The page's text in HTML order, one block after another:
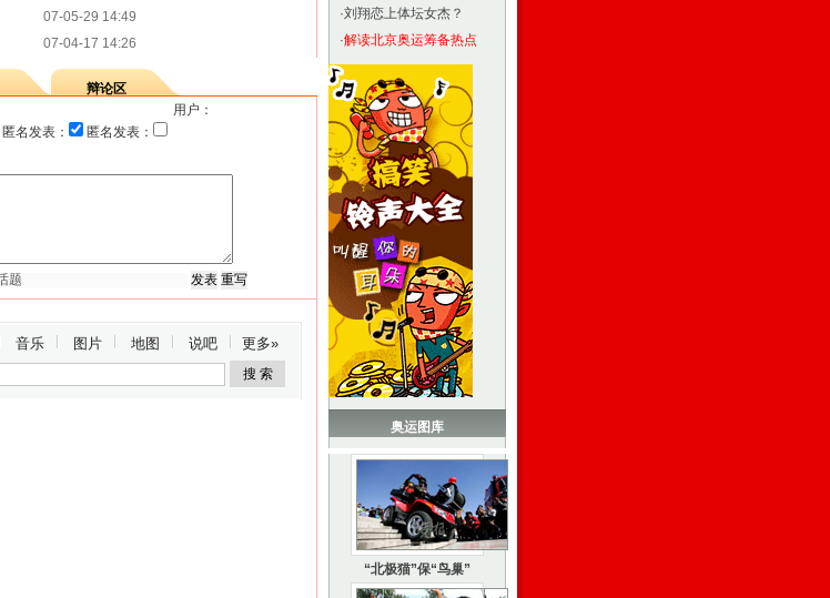
07-05-29 14:49
07-04-17 14:26
辩论区
用户：
匿名发表：
匿名发表：
音乐 图片 地图 说吧 更多»
·刘翔恋上体坛女杰？
·解读北京奥运筹备热点
奥运图库
“北极猫”保“鸟巢”